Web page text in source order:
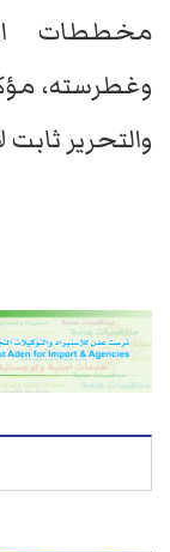
مخططات
وغطرسته،
والتحرير ثابت